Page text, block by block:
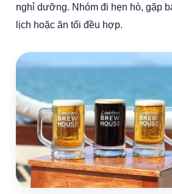
nghỉ dưỡng. Nhóm đi hẹn hò, gặp
lịch hoặc ăn tối đều hợp.